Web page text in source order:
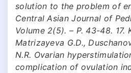
solution to the problem of
Centrаl Аsiаn Journаl of
Volume 2(5). – P. 43-48. 17.
Matrizayeva G.D.,
N.R. Ovarian
complication of ovulation